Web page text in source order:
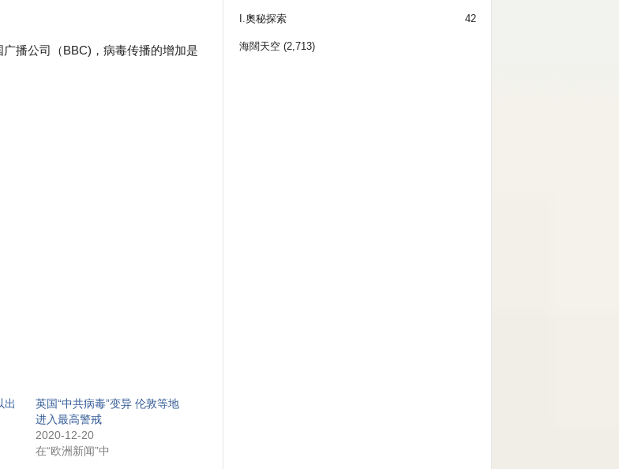
播公司（BBC)，病毒传播的增加是
出
英国“中共病毒”变异 伦敦等地
进入最高警戒
2020-12-20
在“欧洲新闻”中
I.奧秘探索 42
海闊天空(2,713)